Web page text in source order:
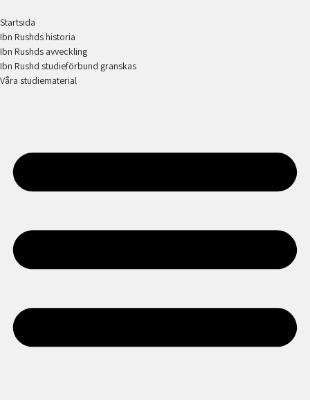
Startsida
Ibn Rushds historia
Ibn Rushds avveckling
Ibn Rushd studieförbund granskas​
Våra studiematerial